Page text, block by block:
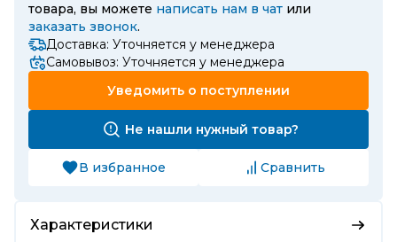
товара, вы можете написать нам в чат или
заказать звонок.
Доставка: Уточняется у менеджера
Самовывоз: Уточняется у менеджера
Уведомить о поступлении
Не нашли нужный товар?
В избранное Сравнить
Характеристики